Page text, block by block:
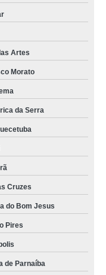
Artes
Morato
da Serra
Cruzes
do Bom Jesus
Pires
de Parnaíba